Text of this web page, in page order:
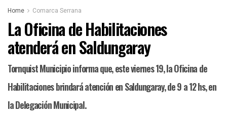
Home Comarca Serrana
La Oficina de Habilitaciones
atenderá en Saldungaray
Tornquist Municipio informa que, este viernes 19, la Oficina de
Habilitaciones brindará atención en Saldungaray, de 9 a 12 hs, en
la Delegación Municipal.